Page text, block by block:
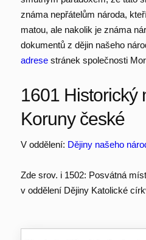
známa nepřátelům národa,
matou, ale nakolik je známa
dokumentů z dějin našeho
adresestránek společnosti
1601 Historický
Koruny české
V oddělení: Dějiny našeho
Zde srov. i 1502: Posvátná
v oddělení Dějiny Katolické